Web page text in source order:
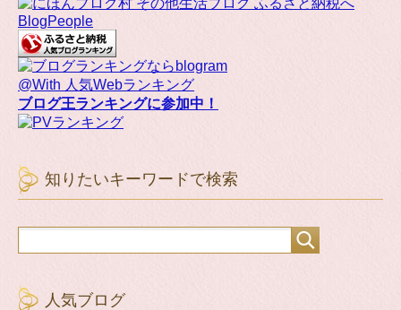
BlogPeople
@With 人気Webランキング
ブログ王ランキングに参加中！
知りたいキーワードで検索
人気ブログ